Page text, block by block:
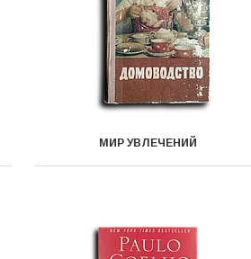
МИР УВЛЕЧЕНИЙ